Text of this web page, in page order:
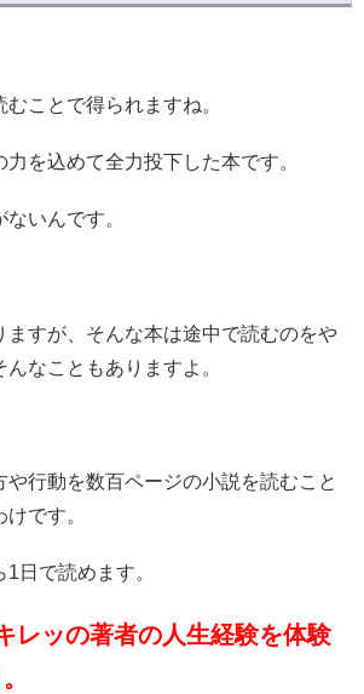
ことで得られますね。
を込めて全力投下した本です。
いんです。
すが、そんな本は途中で読むのをや
なこともありますよ。
や行動を数百ページの小説を読むこと
です。
日で読めます。
レッの著者の人生経験を体験